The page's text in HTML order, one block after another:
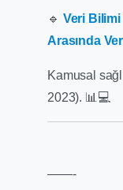
🔹 Veri Bilimi
Arasında
Kamusal
2023). 📊💻
——-